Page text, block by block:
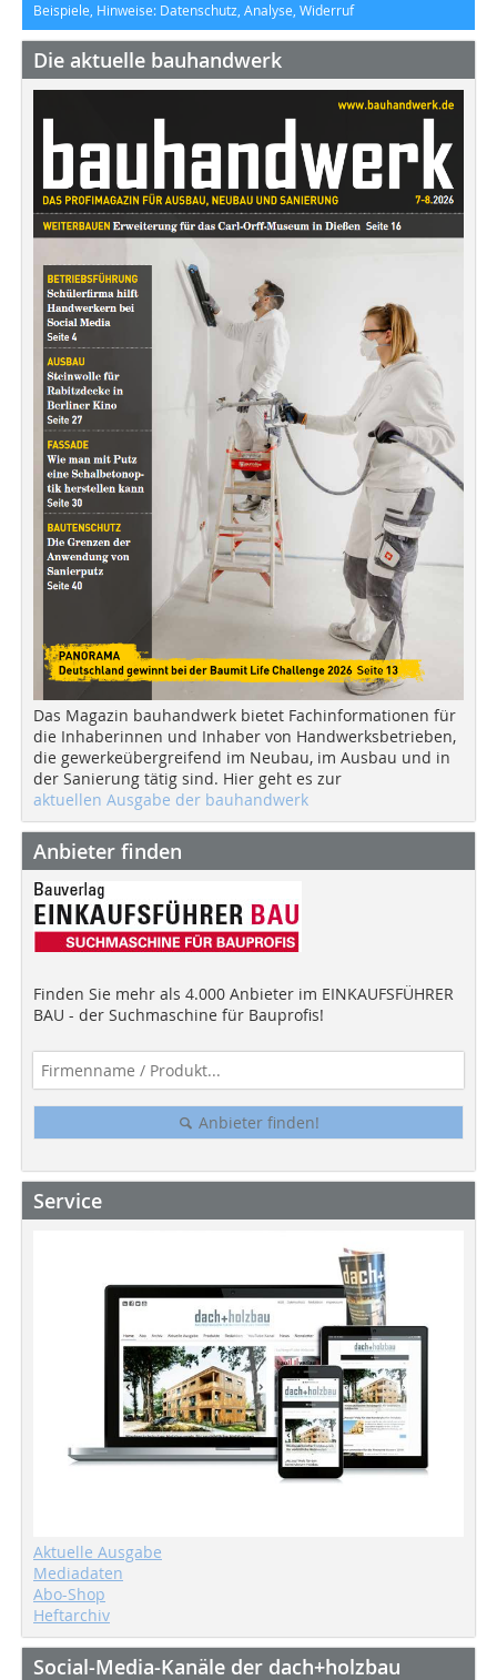
Beispiele, Hinweise: Datenschutz, Analyse, Widerruf
Die aktuelle bauhandwerk
Das Magazin bauhandwerk bietet Fachinformationen für
die Inhaberinnen und Inhaber von Handwerksbetrieben,
die gewerkeübergreifend im Neubau, im Ausbau und in
der Sanierung tätig sind. Hier geht es zur
aktuellen Ausgabe der bauhandwerk
Anbieter finden
Finden Sie mehr als 4.000 Anbieter im EINKAUFSFÜHRER
BAU - der Suchmaschine für Bauprofis!
Anbieter finden!
Service
Aktuelle Ausgabe
Mediadaten
Abo-Shop
Heftarchiv
Social-Media-Kanäle der dach+holzbau